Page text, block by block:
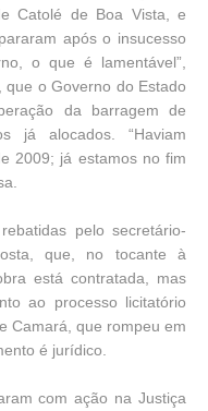
Catolé de Boa Vista, e
após o insucesso
o que é lamentável”,
o Governo do Estado
da barragem de
já alocados. “Haviam
2009; já estamos no fim
pelo secretário-
que, no tocante à
está contratada, mas
ao processo licitatório
Camará, que rompeu em
é jurídico.
com ação na Justiça